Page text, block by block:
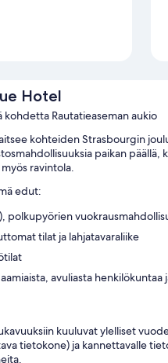
Hotel
kohdetta Rautatieaseman aukio
kohteiden Strasbourgin
paikan päällä,
ravintola.
edut:
polkupyörien
tilat ja lahjatavaraliike
avuliasta henkilökuntaa
kuuluvat ylelliset
tietokone) ja kannettavalle